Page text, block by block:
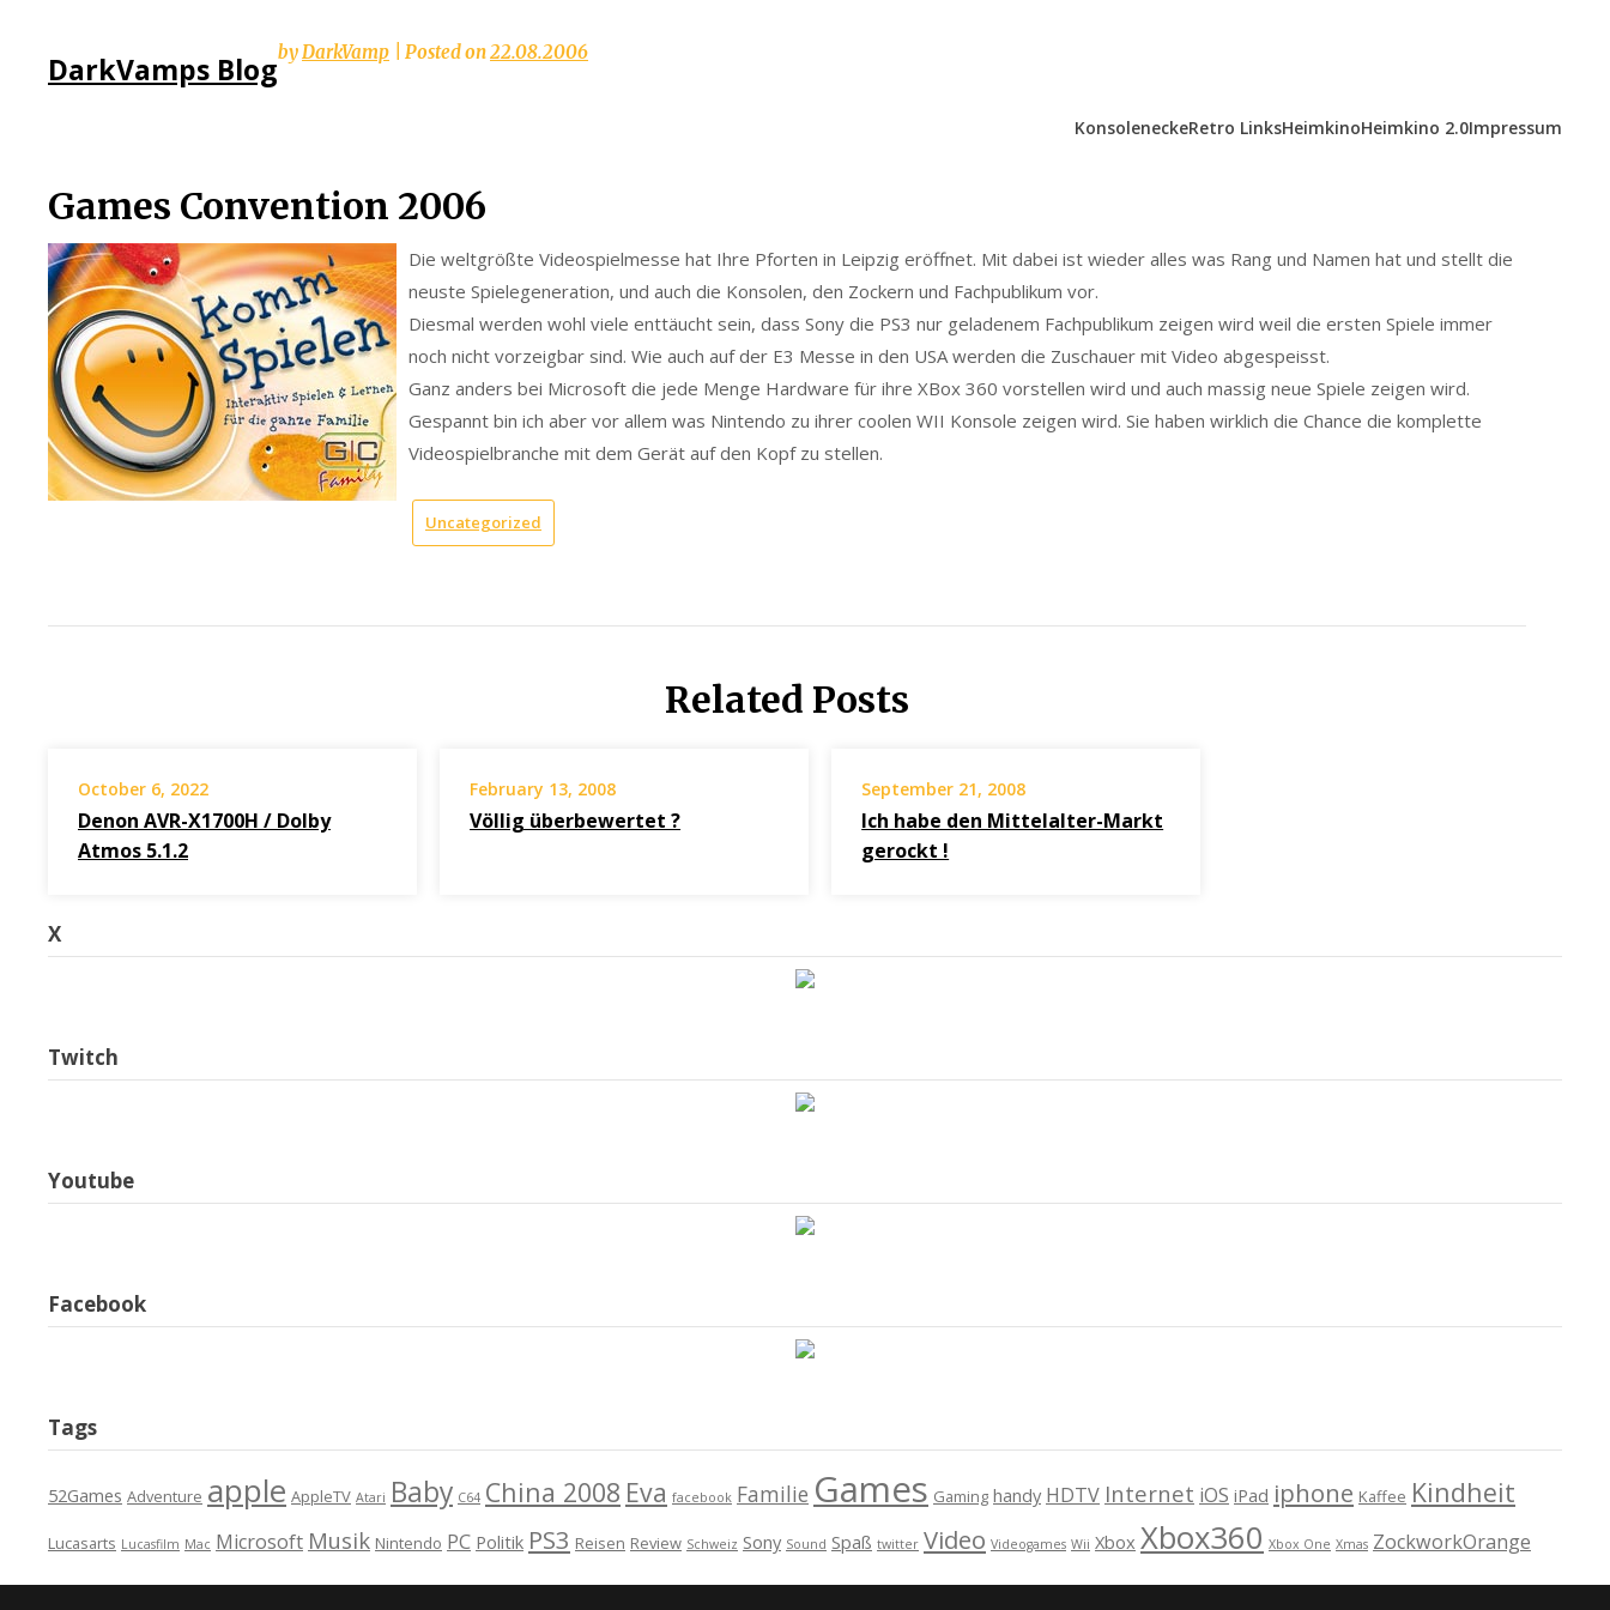
DarkVamps Blog
KonsoleneckeRetro LinksHeimkinoHeimkino 2.0Impressum
Games Convention 2006
byDarkVamp Posted on22.08.2006
Die weltgrößte Videospielmesse hat Ihre Pforten in Leipzig eröffnet. Mit dabei ist wieder alles was Rang und Namen hat und stellt die
neuste Spielegeneration, und auch die Konsolen, den Zockern und Fachpublikum vor.
Diesmal werden wohl viele enttäucht sein, dass Sony die PS3 nur geladenem Fachpublikum zeigen wird weil die ersten Spiele immer
noch nicht vorzeigbar sind. Wie auch auf der E3 Messe in den USA werden die Zuschauer mit Video abgespeisst.
Ganz anders bei Microsoft die jede Menge Hardware für ihre XBox 360 vorstellen wird und auch massig neue Spiele zeigen wird.
Gespannt bin ich aber vor allem was Nintendo zu ihrer coolen WII Konsole zeigen wird. Sie haben wirklich die Chance die komplette
Videospielbranche mit dem Gerät auf den Kopf zu stellen.
Uncategorized
Related Posts
October 6, 2022
Denon AVR-X1700H / Dolby
Atmos 5.1.2
February 13, 2008
Völlig überbewertet ?
September 21, 2008
Ich habe den Mittelalter-Markt
gerockt !
X
Twitch
Youtube
Facebook
Tags
52Games Adventure apple AppleTV Atari Baby C64 China 2008 Eva facebook Familie Games Gaming handy HDTV Internet iOS iPad iphone Kaffee Kindheit
Lucasarts Lucasfilm Mac Microsoft Musik Nintendo PC Politik PS3 Reisen Review Schweiz Sony Sound Spaß twitter Video Videogames Wii Xbox Xbox360 Xbox One Xmas ZockworkOrange